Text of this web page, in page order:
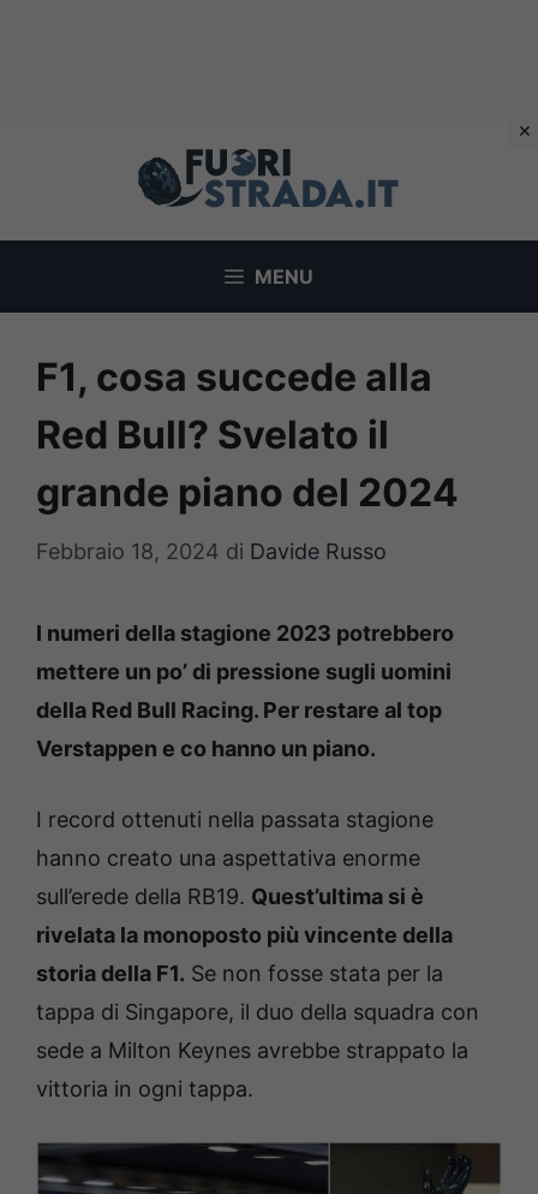
MENU
F1, cosa succede alla
Red Bull? Svelato il
grande piano del 2024
Febbraio 18, 2024 di Davide Russo
I numeri della stagione 2023 potrebbero
mettere un po’ di pressione sugli uomini
della Red Bull Racing. Per restare al top
Verstappen e co hanno un piano.
I record ottenuti nella passata stagione
hanno creato una aspettativa enorme
sull’erede della RB19. Quest’ultima si è
rivelata la monoposto più vincente della
storia della F1. Se non fosse stata per la
tappa di Singapore, il duo della squadra con
sede a Milton Keynes avrebbe strappato la
vittoria in ogni tappa.